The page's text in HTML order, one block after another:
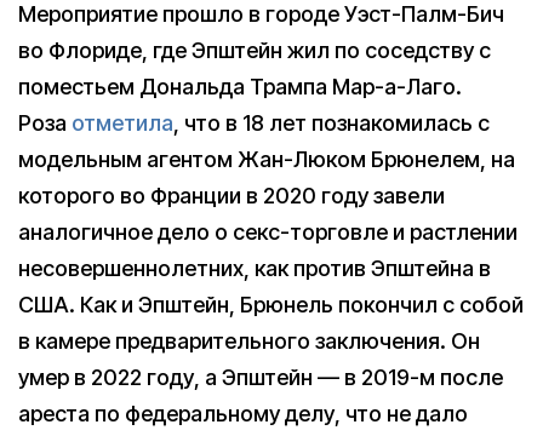
Мероприятие прошло в городе Уэст-Палм-Бич
во Флориде, где Эпштейн жил по соседству с
поместьем Дональда Трампа Мар-а-Лаго.
Роза отметила, что в 18 лет познакомилась с
модельным агентом Жан-Люком Брюнелем, на
которого во Франции в 2020 году завели
аналогичное дело о секс-торговле и растлении
несовершеннолетних, как против Эпштейна в
США. Как и Эпштейн, Брюнель покончил с собой
в камере предварительного заключения. Он
умер в 2022 году, а Эпштейн — в 2019-м после
ареста по федеральному делу, что не дало